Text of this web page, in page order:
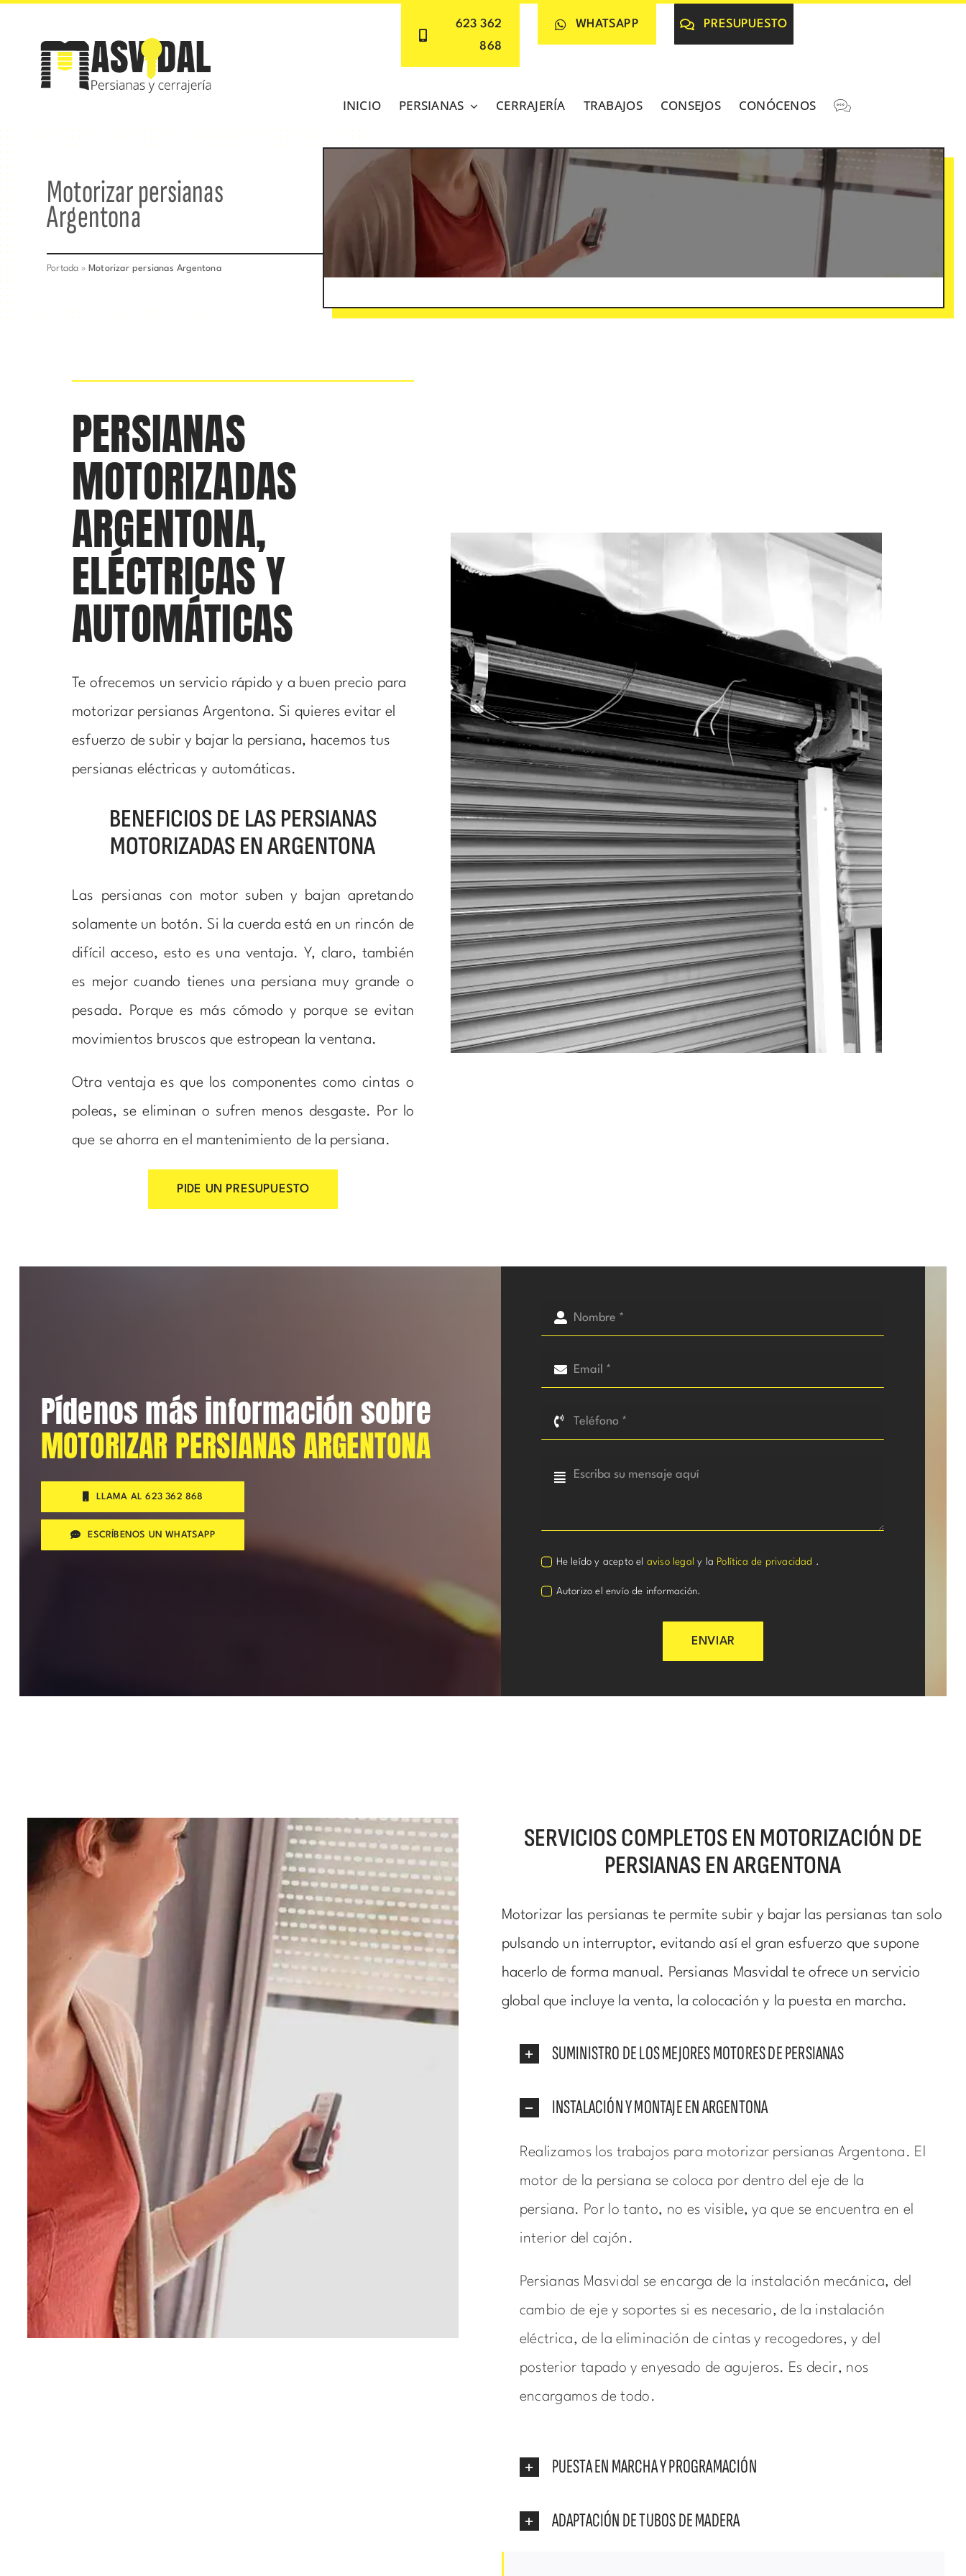
contenido
623 362
868
WHATSAPP PRESUPUESTO
INICIO PERSIANAS CERRAJERÍA TRABAJOS CONSEJOS CONÓCENOS
Motorizar persianas
Argentona
Portada » Motorizar persianas Argentona
PERSIANAS
MOTORIZADAS
ARGENTONA,
ELÉCTRICAS Y
AUTOMÁTICAS
Te ofrecemos un servicio rápido y a buen precio para
motorizar persianas Argentona. Si quieres evitar el
esfuerzo de subir y bajar la persiana, hacemos tus
persianas eléctricas y automáticas.
BENEFICIOS DE LAS PERSIANAS
MOTORIZADAS EN ARGENTONA
Las persianas con motor suben y bajan apretando
solamente un botón. Si la cuerda está en un rincón de
difícil acceso, esto es una ventaja. Y, claro, también
es mejor cuando tienes una persiana muy grande o
pesada. Porque es más cómodo y porque se evitan
movimientos bruscos que estropean la ventana.
Otra ventaja es que los componentes como cintas o
poleas, se eliminan o sufren menos desgaste. Por lo
que se ahorra en el mantenimiento de la persiana.
PIDE UN PRESUPUESTO
Pídenos más información sobre
MOTORIZAR PERSIANAS ARGENTONA
LLAMA AL 623 362 868
ESCRÍBENOS UN WHATSAPP
He leído y acepto el aviso legal y la Política de privacidad .
Autorizo el envío de información.
ENVIAR
SERVICIOS COMPLETOS EN MOTORIZACIÓN DE
PERSIANAS EN ARGENTONA
Motorizar las persianas te permite subir y bajar las persianas tan solo
pulsando un interruptor, evitando así el gran esfuerzo que supone
hacerlo de forma manual. Persianas Masvidal te ofrece un servicio
global que incluye la venta, la colocación y la puesta en marcha.
SUMINISTRO DE LOS MEJORES MOTORES DE PERSIANAS
INSTALACIÓN Y MONTAJE EN ARGENTONA
Realizamos los trabajos para motorizar persianas Argentona. El
motor de la persiana se coloca por dentro del eje de la
persiana. Por lo tanto, no es visible, ya que se encuentra en el
interior del cajón.
Persianas Masvidal se encarga de la instalación mecánica, del
cambio de eje y soportes si es necesario, de la instalación
eléctrica, de la eliminación de cintas y recogedores, y del
posterior tapado y enyesado de agujeros. Es decir, nos
encargamos de todo.
PUESTA EN MARCHA Y PROGRAMACIÓN
ADAPTACIÓN DE TUBOS DE MADERA